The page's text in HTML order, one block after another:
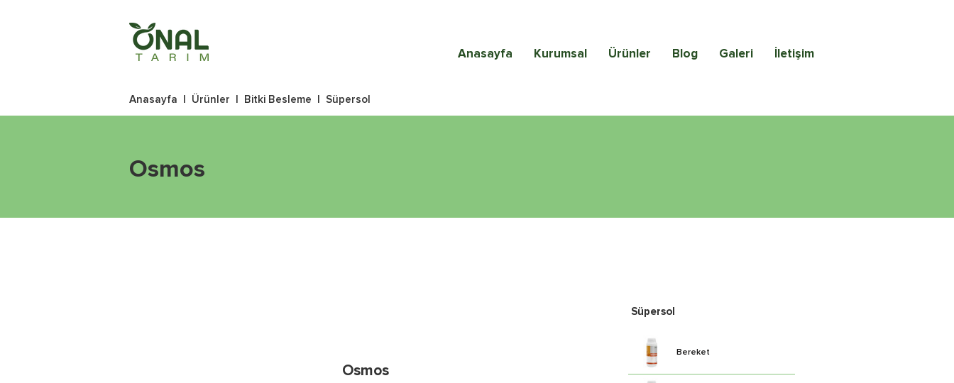
Anasayfa Kurumsal Ürünler Blog Galeri İletişim
Anasayfa Ürünler Bitki Besleme Süpersol
Osmos
Osmos
Süpersol
Bereket